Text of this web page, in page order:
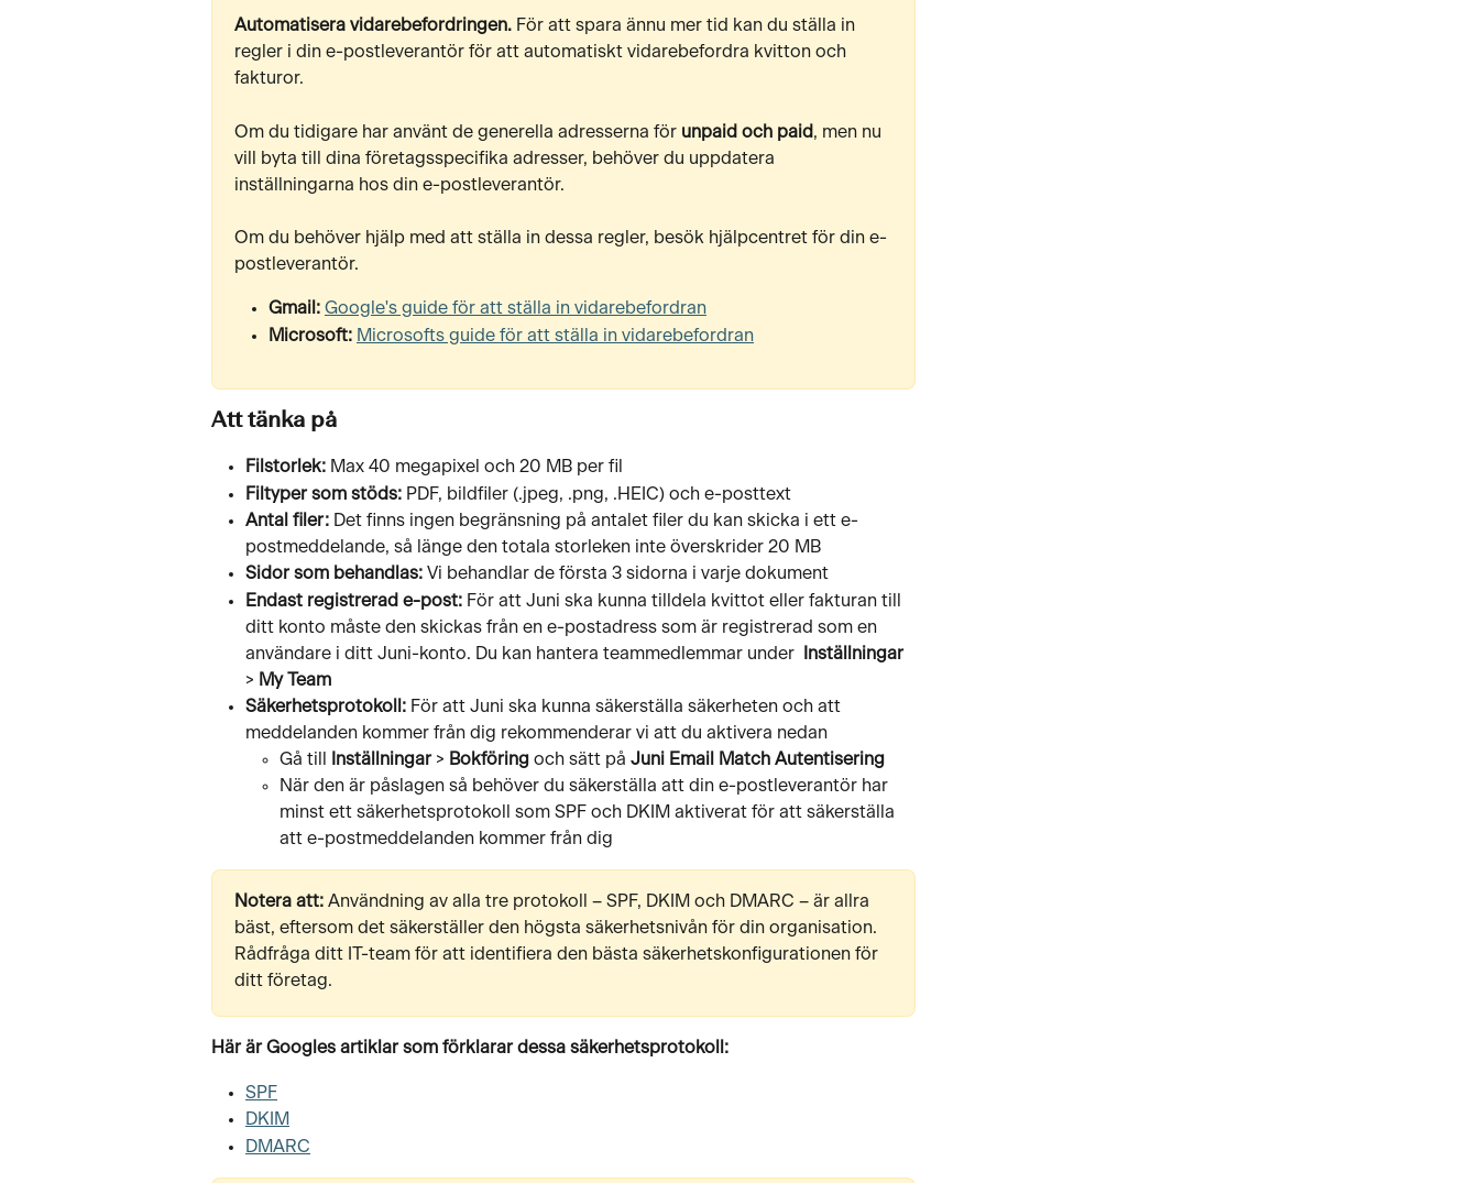
Automatisera vidarebefordringen. För att spara ännu mer tid kan du ställa in
regler i din e-postleverantör för att automatiskt vidarebefordra kvitton och
fakturor.
Om du tidigare har använt de generella adresserna för unpaid och paid, men nu
vill byta till dina företagsspecifika adresser, behöver du uppdatera
inställningarna hos din e-postleverantör.
Om du behöver hjälp med att ställa in dessa regler, besök hjälpcentret för din e-
postleverantör.
Gmail: Google's guide för att ställa in vidarebefordran
Microsoft: Microsofts guide för att ställa in vidarebefordran
Att tänka på
Filstorlek: Max 40 megapixel och 20 MB per fil
Filtyper som stöds: PDF, bildfiler (.jpeg, .png, .HEIC) och e-posttext
Antal filer: Det finns ingen begränsning på antalet filer du kan skicka i ett e-
postmeddelande, så länge den totala storleken inte överskrider 20 MB
Sidor som behandlas: Vi behandlar de första 3 sidorna i varje dokument
Endast registrerad e-post: För att Juni ska kunna tilldela kvittot eller fakturan till
ditt konto måste den skickas från en e-postadress som är registrerad som en
användare i ditt Juni-konto. Du kan hantera teammedlemmar under
Inställningar
> My Team
Säkerhetsprotokoll: För att Juni ska kunna säkerställa säkerheten och att
meddelanden kommer från dig rekommenderar vi att du aktivera nedan
Gå till
Inställningar > Bokföring och sätt på Juni Email Match Autentisering
När den är påslagen så behöver du säkerställa att din e-postleverantör har
minst ett säkerhetsprotokoll som SPF och DKIM aktiverat för att säkerställa
att e-postmeddelanden kommer från dig
Notera att: Användning av alla tre protokoll – SPF, DKIM och DMARC – är allra
bäst, eftersom det säkerställer den högsta säkerhetsnivån för din organisation.
Rådfråga ditt IT-team för att identifiera den bästa säkerhetskonfigurationen för
ditt företag.
Här är Googles artiklar som förklarar dessa säkerhetsprotokoll:
SPF
DKIM
DMARC